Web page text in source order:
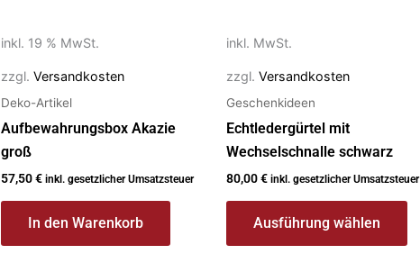
inkl. 19 % MwSt.
zzgl. Versandkosten
Deko-Artikel
Aufbewahrungsbox Akazie
groß
57,50€ inkl. gesetzlicher Umsatzsteuer
In den Warenkorb
inkl. MwSt.
zzgl. Versandkosten
Geschenkideen
Echtledergürtel mit
Wechselschnalle schwarz
80,00€ inkl. gesetzlicher Umsatzsteuer
Ausführung wählen
auf
Produktseite
gewählt
werden